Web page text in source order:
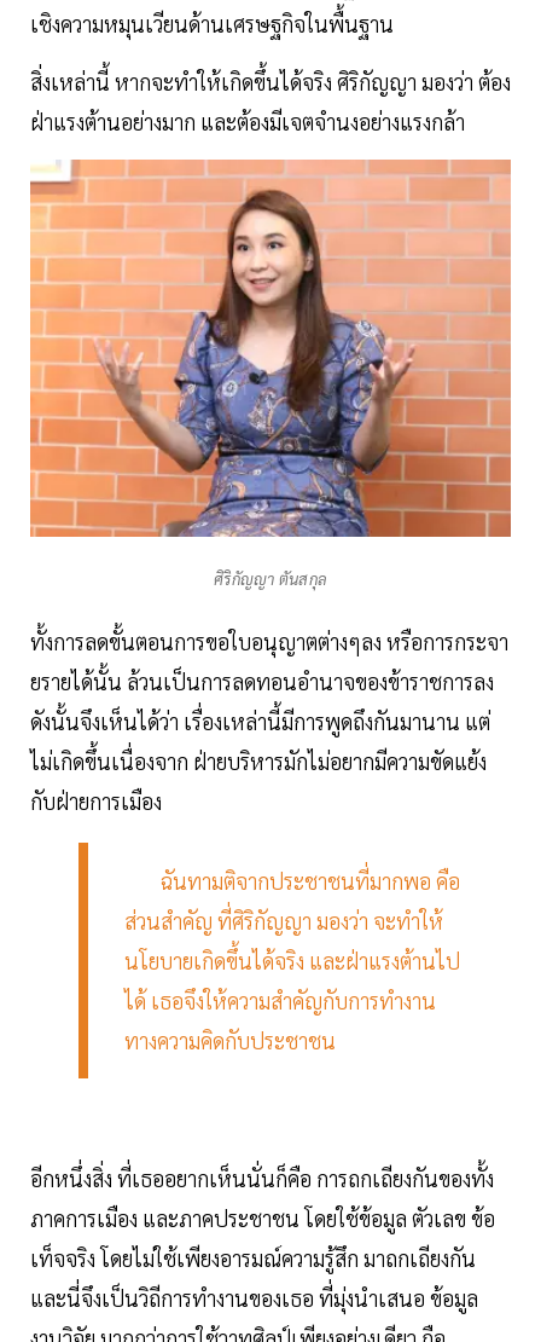
เชิงความหมุนเวียนด้านเศรษฐกิจในพื้นฐาน
สิ่งเหล่านี้ หากจะทำให้เกิดขึ้นได้จริง ศิริกัญญา มองว่า ต้อง
ฝ่าแรงต้านอย่างมาก และต้องมีเจตจำนงอย่างแรงกล้า
ศิริกัญญา ตันสกุล
ทั้งการลดขั้นตอนการขอใบอนุญาตต่างๆลง หรือการกระจา
ยรายได้นั้น ล้วนเป็นการลดทอนอำนาจของข้าราชการลง
ดังนั้นจึงเห็นได้ว่า เรื่องเหล่านี้มีการพูดถึงกันมานาน แต่
ไม่เกิดขึ้นเนื่องจาก ฝ่ายบริหารมักไม่อยากมีความขัดแย้ง
กับฝ่ายการเมือง
ฉันทามติจากประชาชนที่มากพอ คือ
ส่วนสำคัญ ที่ศิริกัญญา มองว่า จะทำให้
นโยบายเกิดขึ้นได้จริง และฝ่าแรงต้านไป
ได้ เธอจึงให้ความสำคัญกับการทำงาน
ทางความคิดกับประชาชน
อีกหนึ่งสิ่ง ที่เธออยากเห็นนั่นก็คือ การถกเถียงกันของทั้ง
ภาคการเมือง และภาคประชาชน โดยใช้ข้อมูล ตัวเลข ข้อ
เท็จจริง โดยไม่ใช้เพียงอารมณ์ความรู้สึก มาถกเถียงกัน
และนี่จึงเป็นวิถีการทำงานของเธอ ที่มุ่งนำเสนอ ข้อมูล